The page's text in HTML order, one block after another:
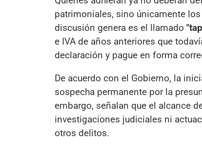
patrimoniales, sino únicamente
discusión genera es el llamado
e IVA de años anteriores que
declaración y pague en forma
De acuerdo con el Gobierno, la
sospecha permanente por la
embargo, señalan que el alcance
investigaciones judiciales ni
otros delitos.